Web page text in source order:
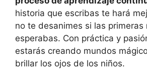
historia que escribas te hará
no te⁤ desanimes ‌si⁣ las primeras
⁢esperabas. Con práctica y
‍estarás‍ creando mundos⁢
brillar los ojos⁢ de los niños.